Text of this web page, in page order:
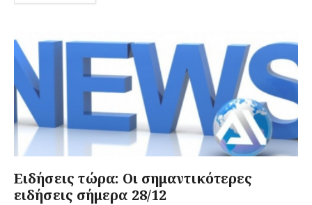
Ειδήσεις τώρα: Οι σημαντικότερες
ειδήσεις σήμερα 28/12